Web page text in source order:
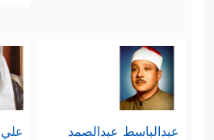
عبدالباسط عبدالصمد